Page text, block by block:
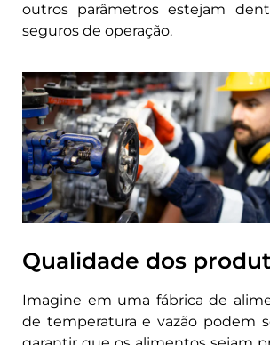
outros parâmetros estejam
seguros de operação.
Qualidade dos
Imagine em uma fábrica de
de temperatura e vazão podem